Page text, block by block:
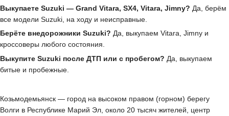
Выкупаете Suzuki — Grand Vitara, SX4, Vitara, Jimny? Да, берём
все модели Suzuki, на ходу и неисправные.
Берёте внедорожники Suzuki? Да, выкупаем Vitara, Jimny и
кроссоверы любого состояния.
Выкупите Suzuki после ДТП или с пробегом? Да, выкупаем
битые и пробежные.
Козьмодемьянск — город на высоком правом (горном) берегу
Волги в Республике Марий Эл, около 20 тысяч жителей, центр